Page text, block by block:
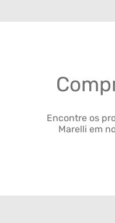
Encontre os
Marelli em